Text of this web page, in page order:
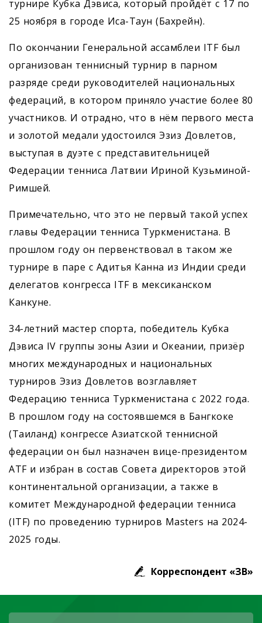
турнире Кубка Дэвиса, который пройдёт с 17 по
25 ноября в городе Иса-Таун (Бахрейн).
По окончании Генеральной ассамблеи ITF был
организован теннисный турнир в парном
разряде среди руководителей национальных
федераций, в котором приняло участие более 80
участников. И отрадно, что в нём первого места
и золотой медали удостоился Эзиз Довлетов,
выступая в дуэте с представительницей
Федерации тенниса Латвии Ириной Кузьминой-
Римшей.
Примечательно, что это не первый такой успех
главы Федерации тенниса Туркменистана. В
прошлом году он первенствовал в таком же
турнире в паре с Адитья Канна из Индии среди
делегатов конгресса ITF в мексиканском
Канкуне.
34-летний мастер спорта, победитель Кубка
Дэвиса IV группы зоны Азии и Океании, призёр
многих международных и национальных
турниров Эзиз Довлетов возглавляет
Федерацию тенниса Туркменистана с 2022 года.
В прошлом году на состоявшемся в Бангкоке
(Таиланд) конгрессе Азиатской теннисной
федерации он был назначен вице-президентом
ATF и избран в состав Совета директоров этой
континентальной организации, а также в
комитет Международной федерации тенниса
(ITF) по проведению турниров Masters на 2024-
2025 годы.
Корреспондент «ЗВ»